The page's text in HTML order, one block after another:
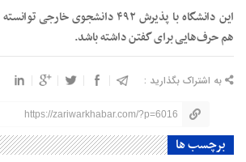
این دانشگاه با پذیرش ۴۹۲ دانشجوی
هم حرف‌هایی برای گفتن داشته باشد.
به اشتراک بگذارید :
https://zariwarkhabar.com/?p=6016
برچسب ها